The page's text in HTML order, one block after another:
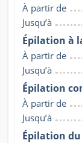
À partir de
Jusqu’à
Épilation à
À partir de
Jusqu’à
Épilation
À partir de
Jusqu’à
Épilation